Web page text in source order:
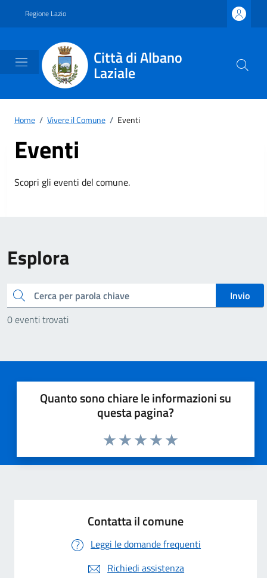
Regione Lazio
Città di Albano
Laziale
Home / Vivere il Comune / Eventi
Eventi
Scopri gli eventi del comune.
Esplora
Cerca
Invio
0 eventi trovati
Quanto sono chiare le informazioni su
questa pagina?
Valuta 5 stelle su 5
Valuta 4 stelle su 5
Valuta 3 stelle su 5
Valuta 2 stelle su 5
Valuta 1 stelle su 5
Contatta il comune
Leggi le domande frequenti
Richiedi assistenza